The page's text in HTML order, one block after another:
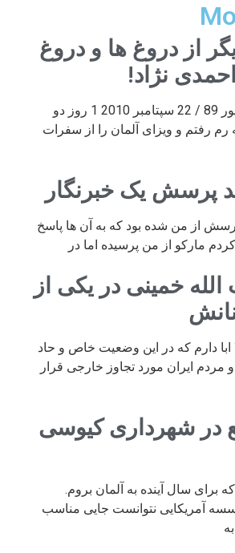
از دروغ ها و دروغ
نژاد!
چهارشنبه 31 شهریور 89 / 22 سپتامبر 2010 1 روز دو
به رم رفتم و ویزای آلمان را از سفرات
پرسش یک خبرنگار
از من شده بود که به آن ها پاسخ
مارکو از من پرسیده اما در
خمینی در یکی از
ابا دارم که در این وضعیت خاص و حاد
ایران مورد تجاوز خارجی قرار
در شهرداری کیوسی
که برای سال آینده به آلمان بروم.
آمریکایی نتوانست جایی مناسب